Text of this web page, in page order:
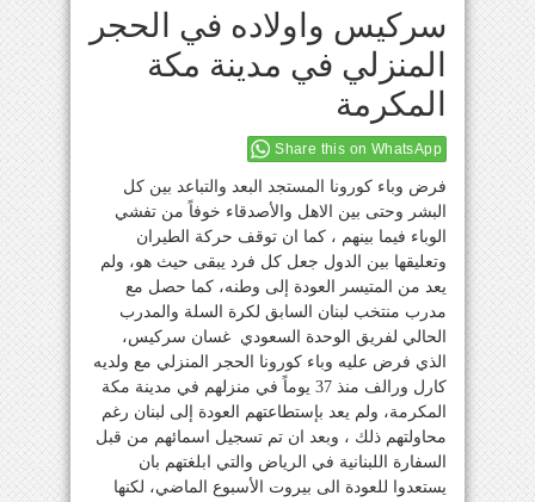
سركيس واولاده في الحجر
المنزلي في مدينة مكة
المكرمة
Share this on WhatsApp
فرض وباء كورونا المستجد البعد والتباعد بين كل
البشر وحتى بين الاهل والأصدقاء خوفاً من تفشي
الوباء فيما بينهم ، كما ان توقف حركة الطيران
وتعليقها بين الدول جعل كل فرد يبقى حيث هو، ولم
يعد من المتيسر العودة إلى وطنه، كما حصل مع
مدرب منتخب لبنان السابق لكرة السلة والمدرب
الحالي لفريق الوحدة السعودي غسان سركيس،
الذي فرض عليه وباء كورونا الحجر المنزلي مع ولديه
كارل ورالف منذ 37 يوماً في منزلهم في مدينة مكة
المكرمة، ولم يعد بإستطاعتهم العودة إلى لبنان رغم
محاولتهم ذلك ، وبعد ان تم تسجيل اسمائهم من قبل
السفارة اللبنانية في الرياض والتي ابلغتهم بان
يستعدوا للعودة الى بيروت الأسبوع الماضي، لكنها